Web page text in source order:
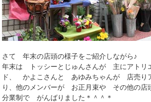
さて 年末の店頭の様子をご紹介しながら♪
年末は トッシーとじゅんさんが 主にアトリ
ド、 かよこさんと あゆみちゃんが 店売り
り、他のメンバーが お正月束や その他の店
分業制で がんばりました＊＾＾＊